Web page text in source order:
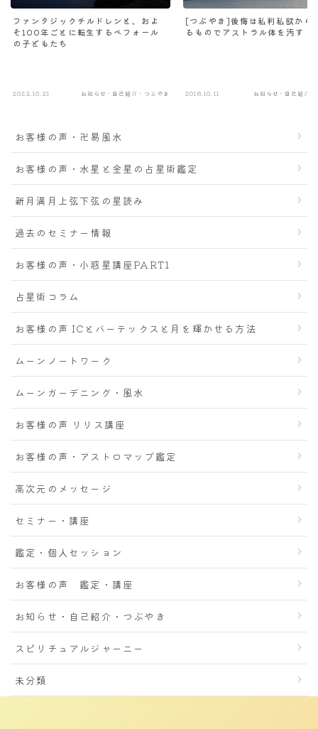
ファンタジックチルドレンと、およ
そ100年ごとに転生するベフォール
の子どもたち
2022.10.21 お知らせ・自己紹介・つぶやき
[つぶやき]後悔は私利私欲から
るものでアストラル体を汚す
2018.10.11 お知らせ・自己紹介
お客様の声・卍易風水
お客様の声・水星と金星の占星術鑑定
新月満月上弦下弦の星読み
過去のセミナー情報
お客様の声・小惑星講座PART1
占星術コラム
お客様の声 ICとバーテックスと月を輝かせる方法
ムーンノートワーク
ムーンガーデニング・風水
お客様の声 リリス講座
お客様の声・アストロマップ鑑定
高次元のメッセージ
セミナー・講座
鑑定・個人セッション
お客様の声 鑑定・講座
お知らせ・自己紹介・つぶやき
スピリチュアルジャーニー
未分類